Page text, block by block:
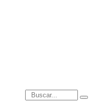
Introduce términos de